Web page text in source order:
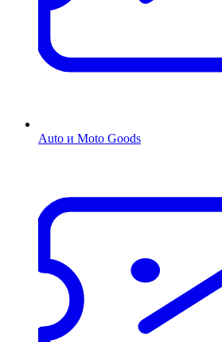
Auto и Moto Goods